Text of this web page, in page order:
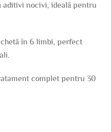
aditivi nocivi, ideală pentru
în 6 limbi, perfect
complet pentru 30